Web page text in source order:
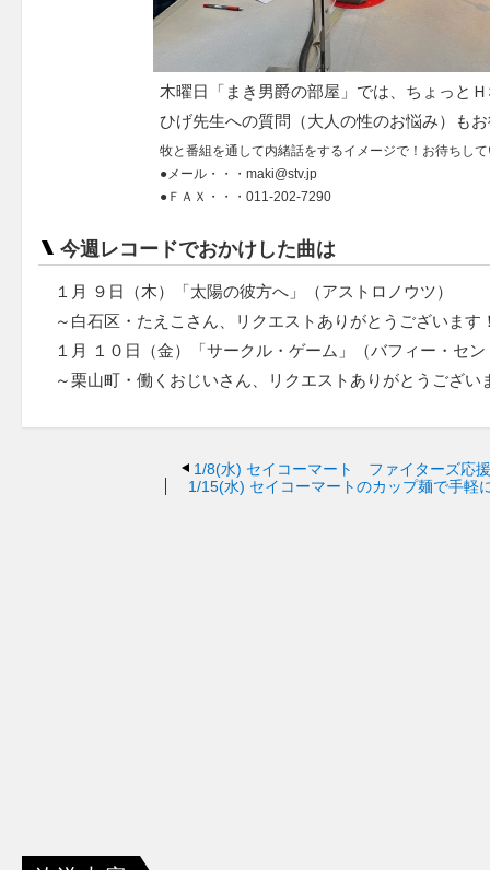
木曜日「まき男爵の部屋」では、ちょっと
ひげ先生への質問（大人の性のお悩み）も
牧と番組を通して内緒話をするイメージで！お待ちし
●メール・・・maki@stv.jp
●ＦＡＸ・・・011-202-7290
今週レコードでおかけした曲は
１月 ９日（木）「太陽の彼方へ」（アストロノウツ）
～白石区・たえこさん、リクエストありがとうございます
１月 １０日（金）「サークル・ゲーム」（バフィー・セ
～栗山町・働くおじいさん、リクエストありがとうござい
1/8(水) セイコーマート ファイターズ応
1/15(水) セイコーマートのカップ麺で手軽